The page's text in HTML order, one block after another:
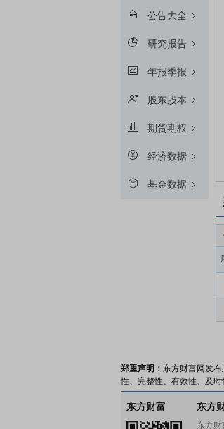
公告大全
研究报告
年报季报
股东股本
期货期权
经济数据
基金数据
郑重声明： 东方财富网发
性、完整性、有效性、及
东方财富 东方
东方财